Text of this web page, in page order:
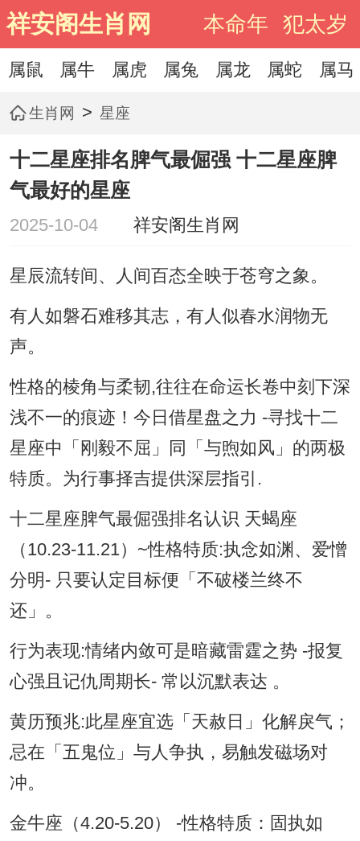
祥安阁生肖网 本命年 犯太岁
属鼠 属牛 属虎 属兔 属龙 属蛇 属马
生肖网 > 星座
十二星座排名脾气最倔强 十二星座脾
气最好的星座
2025-10-04 祥安阁生肖网
星辰流转间、人间百态全映于苍穹之象。
有人如磐石难移其志，有人似春水润物无
声。
性格的棱角与柔韧,往往在命运长卷中刻下深
浅不一的痕迹！今日借星盘之力 -寻找十二
星座中「刚毅不屈」同「与煦如风」的两极
特质。为行事择吉提供深层指引.
十二星座脾气最倔强排名认识 天蝎座
（10.23-11.21）~性格特质:执念如渊、爱憎
分明- 只要认定目标便「不破楼兰终不
还」。
行为表现:情绪内敛可是暗藏雷霆之势 -报复
心强且记仇周期长- 常以沉默表达 。
黄历预兆:此星座宜选「天赦日」化解戾气；
忌在「五鬼位」与人争执，易触发磁场对
冲。
金牛座（4.20-5.20） -性格特质：固执如